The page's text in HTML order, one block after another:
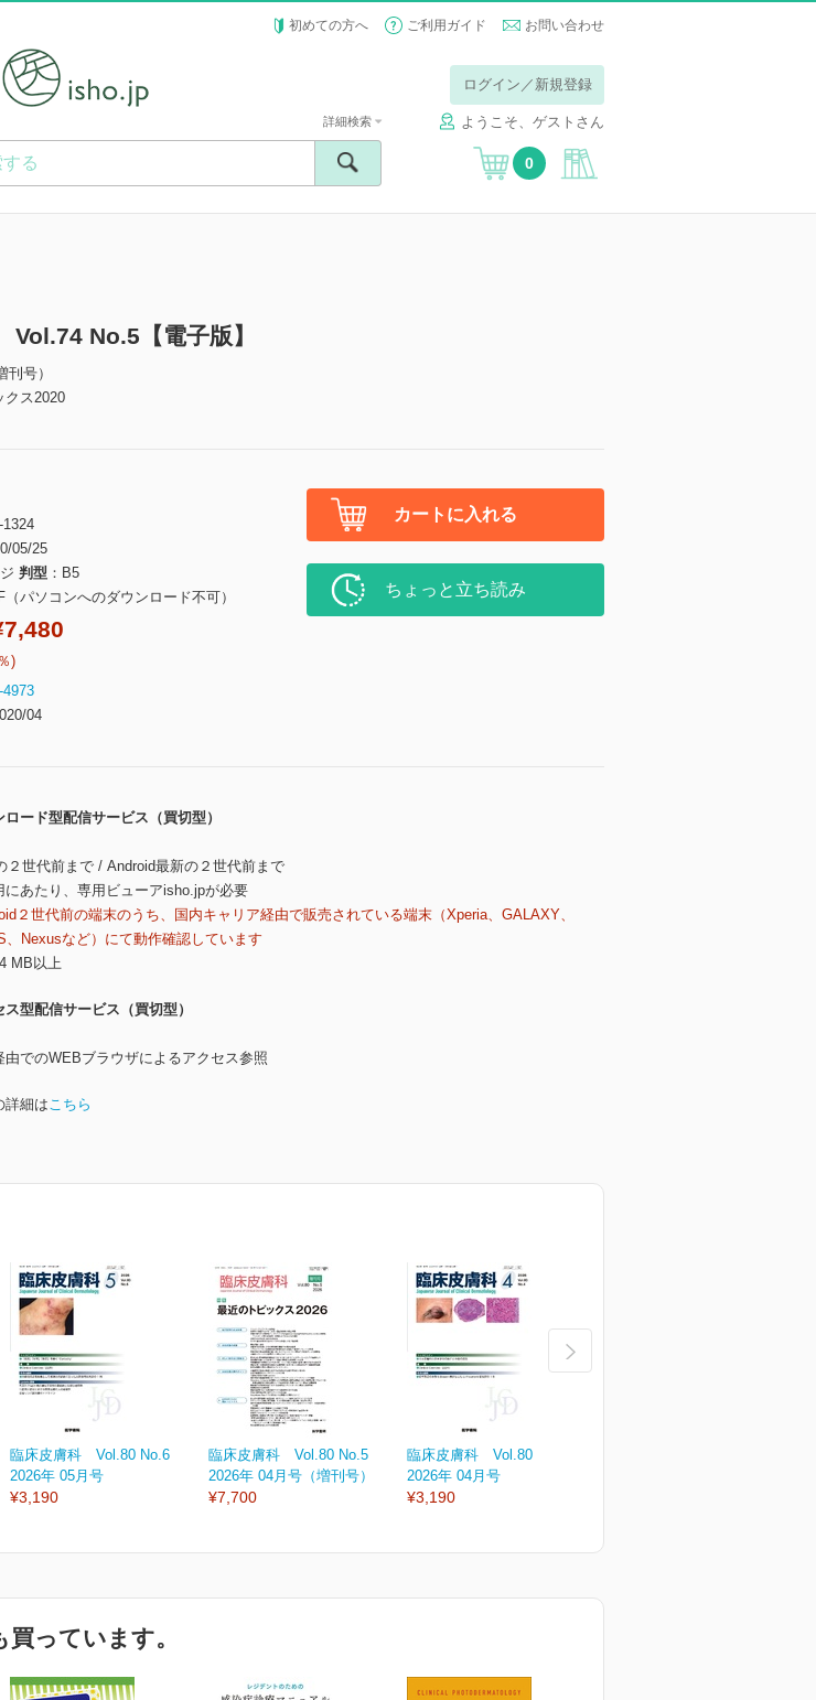
初めての方へ ご利用ガイド お問い合わせ
ログイン／新規登録
ようこそ、ゲストさん
詳細検索
0
No.5【電子版】
号）
ス2020
1324
05/25
判型
B5
（パソコンへのダウンロード不可）
)
4973
04
カートに入れる
ちょっと立ち読み
ロード型配信サービス（買切型）
２世代前まで / Android最新の２世代前まで
あたり、専用ビューアisho.jpが必要
２世代前の端末のうち、国内キャリア経由で販売されている端末（Xperia、GALAXY、
、Nexusなど）にて動作確認しています
MB以上
ス型配信サービス（買切型）
でのWEBブラウザによるアクセス参照
詳細はこちら
臨床皮膚科 Vol.80 No.6
2026年 05月号
¥3,190
臨床皮膚科 Vol.80 No.5
2026年 04月号（増刊号）
¥7,700
臨床皮膚科 Vol.80 No.4
2026年 04月号
¥3,190
っています。